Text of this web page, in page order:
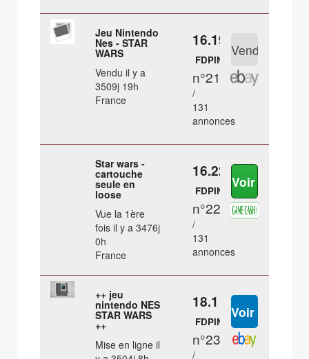
Jeu Nintendo
Nes - STAR
WARS
Vendu il y a
3509j 19h
France
16.19 €
FDPIN
n°21
/
131
annonces
Star wars -
cartouche
seule en
loose
Vue la 1ère
fois il y a 3476j
0h
France
16.22 €
FDPIN
n°22
/
131
annonces
++ jeu
nintendo NES
STAR WARS
++
Mise en ligne il
18.1 €
FDPIN
n°23
/